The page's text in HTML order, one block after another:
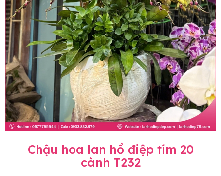
Chậu hoa lan hồ điệp tím 20
cành T232